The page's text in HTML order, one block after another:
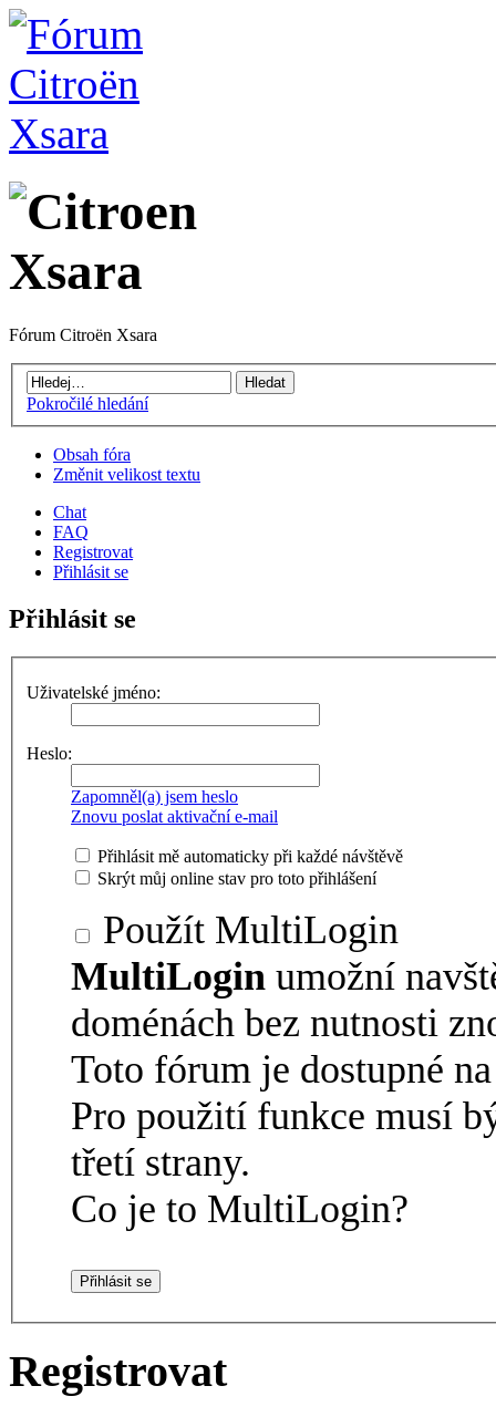
Fórum Citroën Xsara
Pokročilé hledání
Obsah fóra
Změnit velikost textu
Chat
FAQ
Registrovat
Přihlásit se
Přihlásit se
Uživatelské jméno:
Heslo:
Zapomněl(a) jsem heslo
Znovu poslat aktivační e-mail
Přihlásit mě automaticky při každé návštěvě
Skrýt můj online stav pro toto přihlášení
Použít MultiLogin
MultiLogin umožní
doménách bez nutnosti
Toto fórum je dostupné
Pro použití funkce musí
třetí strany.
Co je to MultiLogin?
Registrovat